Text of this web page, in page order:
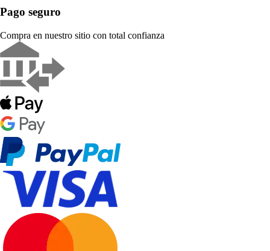
Pago seguro
Compra en nuestro sitio con total confianza